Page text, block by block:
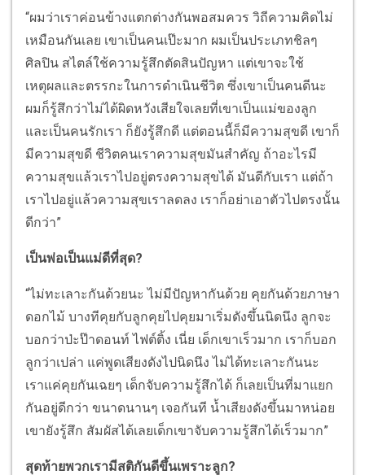
“ผมว่าเราค่อนข้างแตกต่างกันพอสมควร วิถีความคิดไม่
เหมือนกันเลย เขาเป็นคนเป๊ะมาก ผมเป็นประเภทชิลๆ
ศิลปิน สไตล์ใช้ความรู้สึกตัดสินปัญหา แต่เขาจะใช้
เหตุผลและตรรกะในการดำเนินชีวิต ซึ่งเขาเป็นคนดีนะ
ผมก็รู้สึกว่าไม่ได้ผิดหวังเสียใจเลยที่เขาเป็นแม่ของลูก
และเป็นคนรักเรา ก็ยังรู้สึกดี แต่ตอนนี้ก็มีความสุขดี เขาก็
มีความสุขดี ชีวิตคนเราความสุขมันสำคัญ ถ้าอะไรมี
ความสุขแล้วเราไปอยู่ตรงความสุขได้ มันดีกับเรา แต่ถ้า
เราไปอยู่แล้วความสุขเราลดลง เราก็อย่าเอาตัวไปตรงนั้น
ดีกว่า”
เป็นพ่อเป็นแม่ดีที่สุด?
“ไม่ทะเลาะกันด้วยนะ ไม่มีปัญหากันด้วย คุยกันด้วยภาษา
ดอกไม้ บางทีคุยกับลูกคุยไปคุยมาเริ่มดังขึ้นนิดนึง ลูกจะ
บอกว่าป่ะป๊าดอนท์ ไฟต์ติ้ง เนี่ย เด็กเขาเร็วมาก เราก็บอก
ลูกว่าเปล่า แค่พูดเสียงดังไปนิดนึง ไม่ได้ทะเลาะกันนะ
เราแค่คุยกันเฉยๆ เด็กจับความรู้สึกได้ ก็เลยเป็นที่มาแยก
กันอยู่ดีกว่า ขนาดนานๆ เจอกันที น้ำเสียงดังขึ้นมาหน่อย
เขายังรู้สึก สัมผัสได้เลยเด็กเขาจับความรู้สึกได้เร็วมาก”
สุดท้ายพวกเรามีสติกันดีขึ้นเพราะลูก?